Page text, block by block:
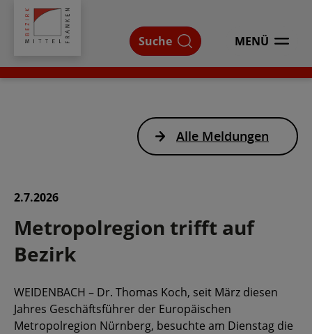
Bezirk
Mittelfranken
Suche
MENÜ
Alle Meldungen
2.7.2026
Metropolregion trifft auf
Bezirk
WEIDENBACH – Dr. Thomas Koch, seit März diesen
Jahres Geschäftsführer der Europäischen
Metropolregion Nürnberg, besuchte am Dienstag die